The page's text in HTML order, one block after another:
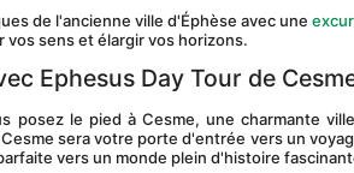
de l'ancienne ville d'Éphèse avec une
vos sens et élargir vos horizons.
Ephesus Day Tour de
sera votre porte d'entrée vers un
vers un monde plein d'histoire